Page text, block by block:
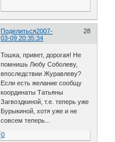
Поделиться 28
2007-
03-09 20:35:34
Тошка, привет, дорогая! Не
помнишь Любу Соболеву,
впоследствии Журавлеву?
Если есть желание сообщу
координаты Татьяны
Загвоздкиной, т.е. теперь уже
Бурыкиной, хотя уже и не
совсем теперь...
0